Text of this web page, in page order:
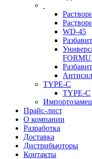
WD-45
TYPE-C
TYPE-C
Прайс-лист
О компании
Разработка
Доставка
Дистрибьюторы
Контакты